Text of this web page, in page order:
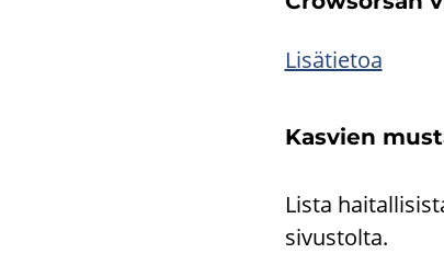
Li­sä­tie­toa
Kas­vien
Lista
sivustolta.